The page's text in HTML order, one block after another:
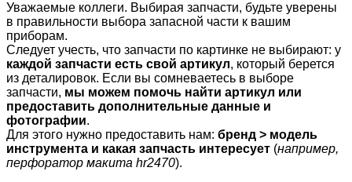
Уважаемые коллеги. Выбирая запчасти, будьте уверены
в правильности выбора запасной части к вашим
приборам.
Следует учесть, что запчасти по картинке не выбирают: у
каждой запчасти есть свой артикул, который берется
из деталировок. Если вы сомневаетесь в выборе
запчасти, мы можем помочь найти артикул или
предоставить дополнительные данные и
фотографии.
Для этого нужно предоставить нам: бренд > модель
инструмента и какая запчасть интересует (например,
перфоратор макита hr2470).